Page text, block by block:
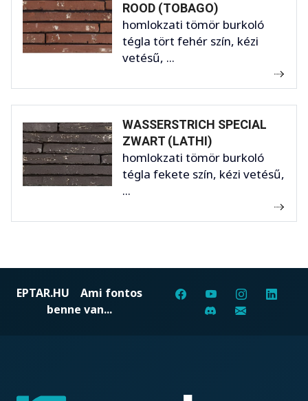
ROOD (TOBAGO)
homlokzati tömör burkoló
tégla tört fehér szín, kézi
vetésű, ...
WASSERSTRICH SPECIAL
ZWART (LATHI)
homlokzati tömör burkoló
tégla fekete szín, kézi vetésű,
...
EPTAR.HU Ami fontos
benne van...